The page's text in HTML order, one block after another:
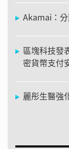
Akamai：
區塊科技發
密貨幣支付
麗彤生醫強